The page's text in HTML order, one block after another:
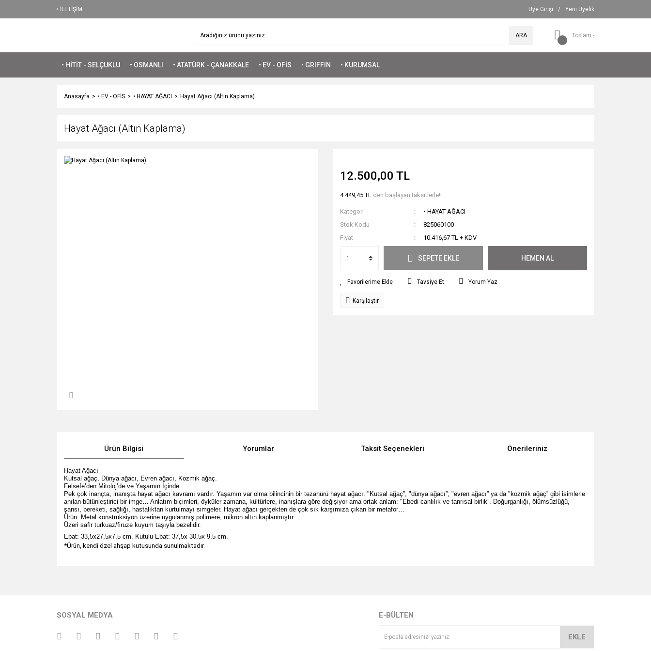
• İLETİŞİM Üye Girişi / Yeni Üyelik
ARA Toplam -
• HİTİT - SELÇUKLU • OSMANLI • ATATÜRK - ÇANAKKALE • EV - OFİS • GRIFFIN • KURUMSAL
Anasayfa • EV - OFİS • HAYAT AĞACI Hayat Ağacı (Altın Kaplama)
Hayat Ağacı (Altın Kaplama)
12.500,00 TL
4.449,45 TL den başlayan taksitlerle!!
Kategori
• HAYAT AĞACI
Stok Kodu
825060100
Fiyat
10.416,67 TL + KDV
SEPETE EKLE HEMEN AL
Tavsiye Et Yorum Yaz
Karşılaştır
Ürün Bilgisi Yorumlar Taksit Seçenekleri Önerileriniz
Hayat Ağacı
Kutsal ağaç, Dünya ağacı, Evren ağacı, Kozmik ağaç.
Felsefe’den Mitoloj’de ve Yaşamın İçinde...
Pek çok inançta, inanışta hayat ağacı kavramı vardır. Yaşamın var olma bilincinin bir tezahürü hayat ağacı. "Kutsal ağaç”, "dünya ağacı”, "evren ağacı” ya da "kozmik ağaç” gibi isimlerle
anılan bütünleştirici bir imge… Anlatım biçimleri, öyküler zamana, kültürlere, inanışlara göre değişiyor ama ortak anlam: "Ebedi canlılık ve tanrısal birlik”. Doğurganlığı, ölümsüzlüğü,
şansı, bereketi, sağlığı, hastalıktan kurtulmayı simgeler. Hayat ağacı gerçekten de çok sık karşımıza çıkan bir metafor…
Ürün: Metal konstrüksiyon üzerine uygulanmış polimere, mikron altın kaplanmıştır.
Üzeri safir turkuaz/firuze kuyum taşıyla bezelidir.
Ebat: 33,5x27,5x7,5 cm. Kutulu Ebat: 37,5x 30,5x 9,5 cm.
*Ürün, kendi özel ahşap kutusunda sunulmaktadır.
Ürün açıklamasında eksik bilgiler bulunuyor.
SOSYAL MEDYA E-BÜLTEN
EKLE